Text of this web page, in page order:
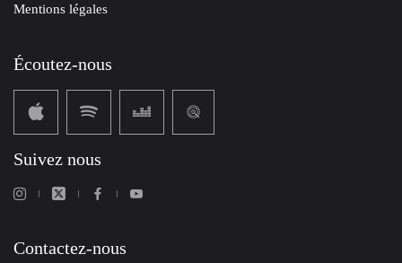
Mentions légales
Écoutez-nous
Suivez nous
Contactez-nous